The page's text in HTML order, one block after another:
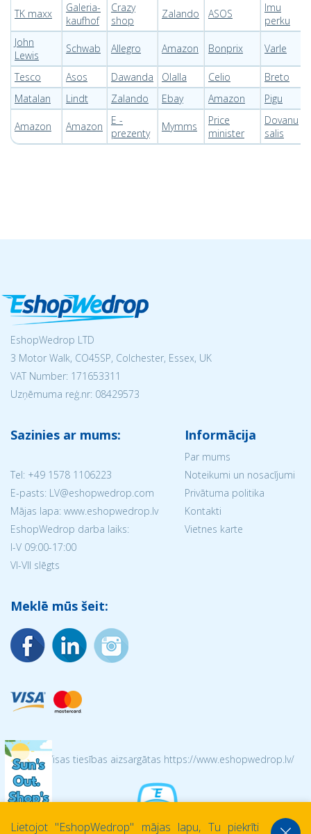
TK maxx
Galeria-
kaufhof
Crazy
shop
Zalando ASOS
Imu
perku
John
Lewis
Schwab Allegro Amazon Bonprix Varle
Tesco Asos Dawanda Olalla Celio
Breto
Matalan
Lindt Zalando Ebay Amazon Pigu
Amazon Amazon
E -
prezenty
Mymms
Price
minister
Dovanu
salis
EshopWedrop LTD
3 Motor Walk, CO45SP, Colchester, Essex, UK
VAT Number: 171653311
Uzņēmuma reģ.nr: 08429573
Sazinies ar mums:
Tel: +49 1578 1106223
E-pasts: LV@eshopwedrop.com
Mājas lapa: www.eshopwedrop.lv
EshopWedrop darba laiks:
I-V 09:00-17:00
VI-VII slēgts
Informācija
Par mums
Noteikumi un nosacījumi
Privātuma politika
Kontakti
Vietnes karte
Meklē mūs šeit:
© 2026 Visas tiesības aizsargātas https://www.eshopwedrop.lv/
Lietojot ''EshopWedrop'' mājas lapu, Tu piekrīti